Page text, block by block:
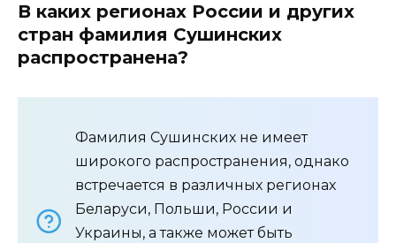
В каких регионах России и других
стран фамилия Сушинских
распространена?
Фамилия Сушинских не имеет
широкого распространения, однако
встречается в различных регионах
Беларуси, Польши, России и
Украины, а также может быть